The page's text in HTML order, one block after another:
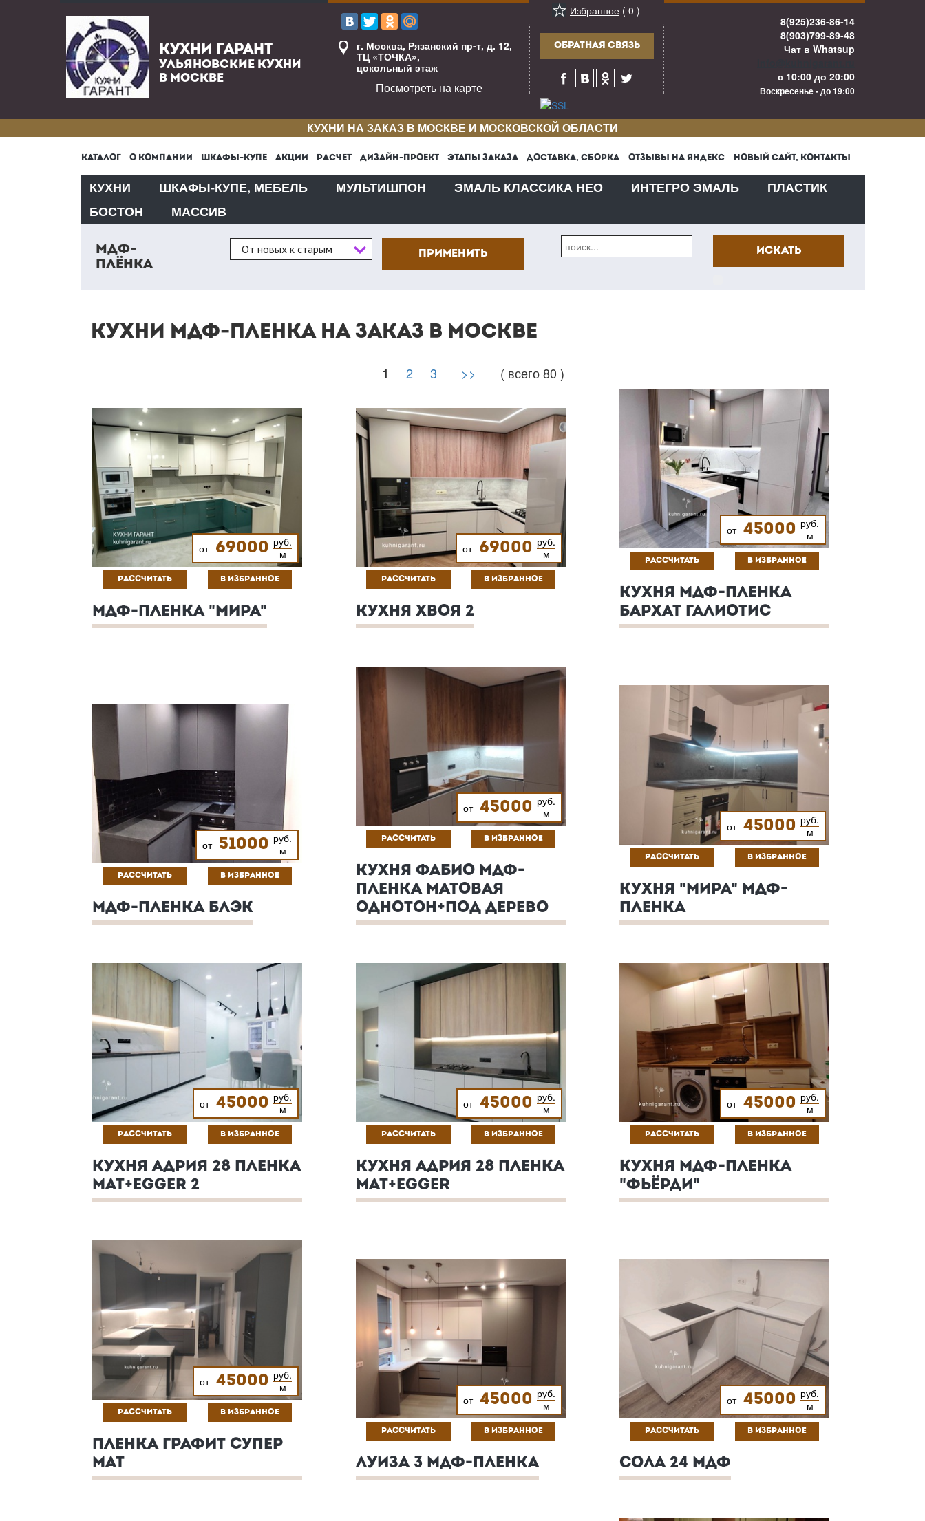
КУХНИ ГАРАНТ
УЛЬЯНОВСКИЕ КУХНИ
В МОСКВЕ
г. Москва, Рязанский пр-т, д. 12,
ТЦ «ТОЧКА»,
цокольный этаж
Посмотреть на карте
Избранное ( 0 )
ОБРАТНАЯ СВЯЗЬ
8(925)236-86-14
8(903)799-89-48
Чат в Whatsup
с 10:00 до 20:00
Воскресенье - до 19:00
КУХНИ НА ЗАКАЗ В МОСКВЕ И МОСКОВСКОЙ ОБЛАСТИ
КАТАЛОГ О КОМПАНИИ ШКАФЫ-КУПЕ АКЦИИ РАСЧЕТ ДИЗАЙН-ПРОЕКТ ЭТАПЫ ЗАКАЗА ДОСТАВКА, СБОРКА ОТЗЫВЫ НА ЯНДЕКС НОВЫЙ САЙТ, КОНТАКТЫ
КУХНИ ШКАФЫ-КУПЕ, МЕБЕЛЬ МУЛЬТИШПОН ЭМАЛЬ КЛАССИКА НЕО ИНТЕГРО ЭМАЛЬ
ПЛАСТИК
БОСТОН
МАССИВ
МДФ-
ПЛЁНКА
Сортировка
От новых к старым
КУХНИ МДФ-ПЛЕНКА НА ЗАКАЗ В МОСКВЕ
1 2 3 >> ( всего 80 )
от 69000 руб.
м
РАССЧИТАТЬ В ИЗБРАННОЕ
МДФ-ПЛЕНКА "МИРА"
от 69000 руб.
м
РАССЧИТАТЬ В ИЗБРАННОЕ
КУХНЯ ХВОЯ 2
от 45000 руб.
м
РАССЧИТАТЬ В ИЗБРАННОЕ
КУХНЯ МДФ-ПЛЕНКА
БАРХАТ ГАЛИОТИС
от 51000 руб.
м
РАССЧИТАТЬ В ИЗБРАННОЕ
МДФ-ПЛЕНКА БЛЭК
от 45000 руб.
м
РАССЧИТАТЬ В ИЗБРАННОЕ
КУХНЯ ФАБИО МДФ-
ПЛЕНКА МАТОВАЯ
ОДНОТОН+ПОД ДЕРЕВО
от 45000 руб.
м
РАССЧИТАТЬ В ИЗБРАННОЕ
КУХНЯ "МИРА" МДФ-
ПЛЕНКА
от 45000 руб.
м
РАССЧИТАТЬ В ИЗБРАННОЕ
КУХНЯ АДРИЯ 28 ПЛЕНКА
МАТ+EGGER 2
от 45000 руб.
м
РАССЧИТАТЬ В ИЗБРАННОЕ
КУХНЯ АДРИЯ 28 ПЛЕНКА
МАТ+EGGER
от 45000 руб.
м
РАССЧИТАТЬ В ИЗБРАННОЕ
КУХНЯ МДФ-ПЛЕНКА
"ФЬЁРДИ"
от 45000 руб.
м
РАССЧИТАТЬ В ИЗБРАННОЕ
ПЛЕНКА ГРАФИТ СУПЕР
МАТ
от 45000 руб.
м
РАССЧИТАТЬ В ИЗБРАННОЕ
ЛУИЗА 3 МДФ-ПЛЕНКА
от 45000 руб.
м
РАССЧИТАТЬ В ИЗБРАННОЕ
СОЛА 24 МДФ